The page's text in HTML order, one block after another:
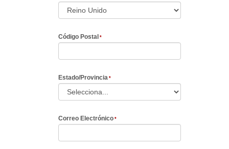
Código Postal
Estado/Provincia
Correo Electrónico